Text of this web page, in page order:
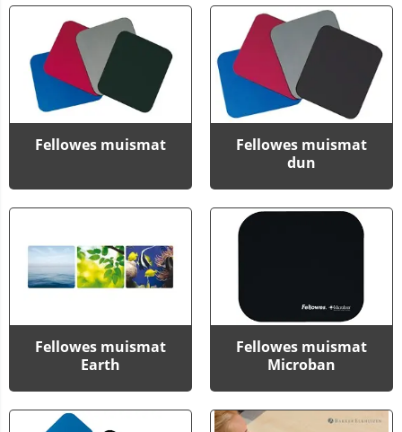
Fellowes muismat
Fellowes muismat
dun
Fellowes muismat
Earth
Fellowes muismat
Microban